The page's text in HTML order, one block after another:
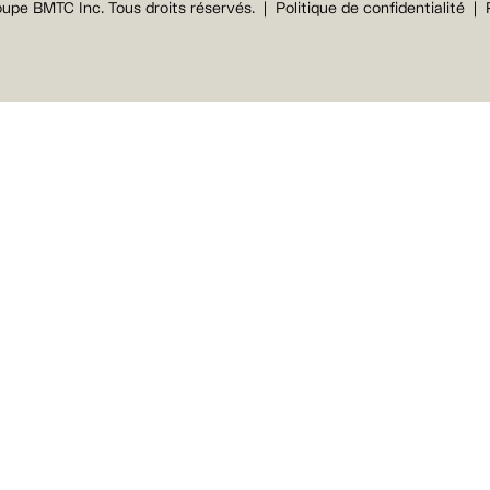
BMTC Inc. Tous droits réservés. Politique de confidentialité